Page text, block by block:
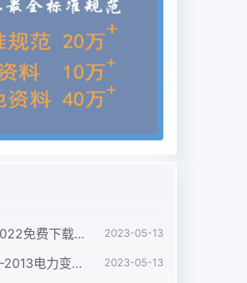
GB 30871-2022免费下载危险化学品企业特殊作业安全规范 2023-05-13
GB/T 1094.1-2013电力变压器 第1部分:总则 2023-05-13